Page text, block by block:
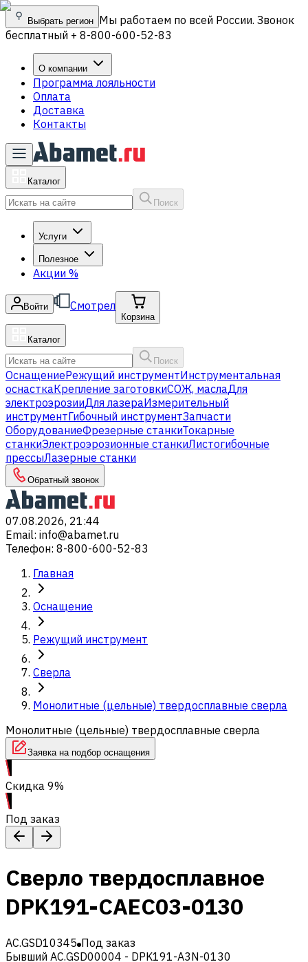
Выбрать регион Мы работаем по всей России. Звонок
бесплатный + 8-800-600-52-83
О компании
Программа лояльности
Оплата
Доставка
Контакты
Каталог
Поиск
Услуги
Полезное
Акции %
Войти Смотрел
Корзина
Каталог
Поиск
ОснащениеРежущий инструментИнструментальная
оснасткаКрепление заготовкиСОЖ, маслаДля
электроэрозииДля лазераИзмерительный
инструментГибочный инструментЗапчасти
ОборудованиеФрезерные станкиТокарные
станкиЭлектроэрозионные станкиЛистогибочные
прессыЛазерные станки
Обратный звонок
07.08.2026, 21:44
Email: info@abamet.ru
Телефон: 8-800-600-52-83
Главная
Оснащение
Режущий инструмент
Сверла
Монолитные (цельные) твердосплавные сверла
Монолитные (цельные) твердосплавные сверла
Заявка на подбор оснащения
Скидка 9%
Под заказ
Сверло твердосплавное
DPK191-CAEC03-0130
AC.GSD10345 Под заказ
Бывший AC.GSD00004 - DPK191-A3N-0130